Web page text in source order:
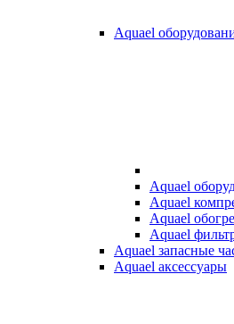
Aquael
Aquael
Aquael
Aquael
Aquael
Aquael запасные
Aquael аксессуары